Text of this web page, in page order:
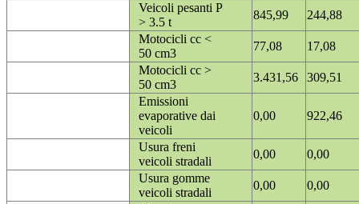
Veicoli pesanti P
> 3.5 t
845,99
244,88
Motocicli cc <
50 cm3
77,08
17,08
Motocicli cc >
50 cm3
3.431,56
309,51
Emissioni
evaporative dai
veicoli
0,00 922,46
Usura freni
veicoli stradali
0,00
0,00
Usura gomme
veicoli stradali
0,00
0,00